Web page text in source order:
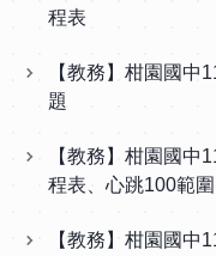
程表
【教務】柑園國中
題
【教務】柑園國中
程表、心跳100範圍
【教務】柑園國中